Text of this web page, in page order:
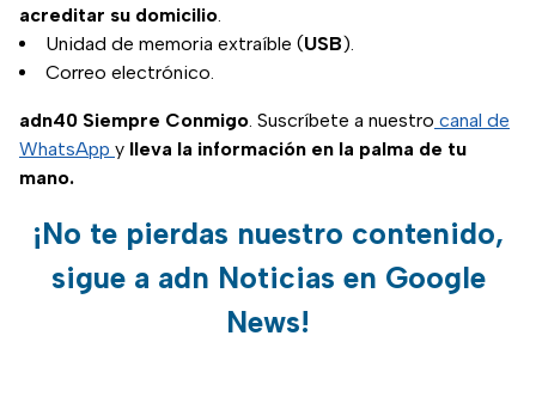
acreditar su domicilio.
Unidad de memoria extraíble (USB).
Correo electrónico.
adn40 Siempre Conmigo. Suscríbete a nuestro canal de
WhatsApp y lleva la información en la palma de tu
mano.
¡No te pierdas nuestro contenido,
sigue a adn Noticias en Google
News!